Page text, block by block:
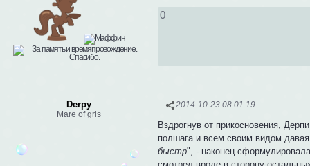
0
2014-10-23 08:01:19
Derpy
Mare of gris
Вздрогнув от прикосновения,
полшага и всем своим видом давая
быстр", - наконец